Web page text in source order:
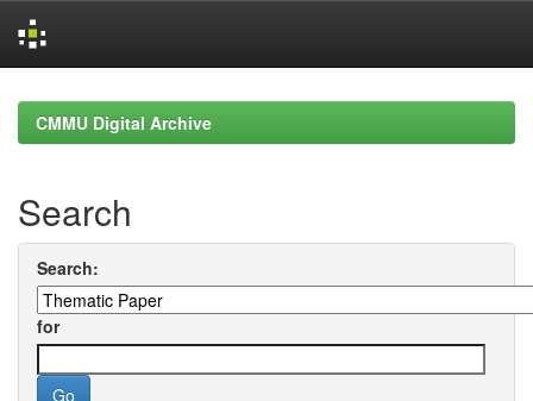
navigationCMMU Digital Archive
Search
Search:
for